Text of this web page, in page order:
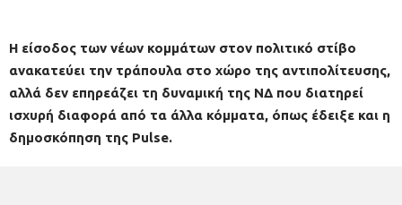
Η είσοδος των νέων κομμάτων στον πολιτικό στίβο
ανακατεύει την τράπουλα στο χώρο της αντιπολίτευσης,
αλλά δεν επηρεάζει τη δυναμική της ΝΔ που διατηρεί
ισχυρή διαφορά από τα άλλα κόμματα, όπως έδειξε και η
δημοσκόπηση της Pulse.